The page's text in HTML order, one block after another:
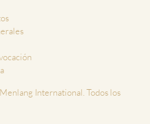
International. Todos los